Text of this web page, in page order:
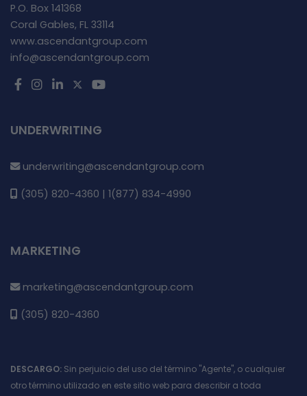
P.O. Box 141368
Coral Gables, FL 33114
www.ascendantgroup.com
info@ascendantgroup.com
UNDERWRITING
underwriting@ascendantgroup.com
(305) 820-4360 | 1(877) 834-4990
MARKETING
marketing@ascendantgroup.com
(305) 820-4360
DESCARGO: Sin perjuicio del uso del término "Agente", o cualquier
otro término utilizado en este sitio web para describir a toda